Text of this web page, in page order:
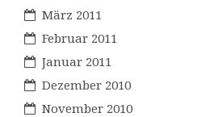
März 2011
Februar 2011
Januar 2011
Dezember 2010
November 2010